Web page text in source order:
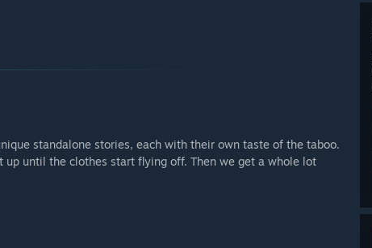
standalone stories, each with their own taste of the taboo.
until the clothes start flying off. Then we get a whole lot